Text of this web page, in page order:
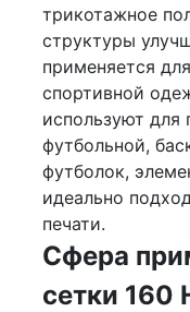
трикотажное
структуры
применяется
спортивной
используют для
футбольной,
футболок,
идеально
печати.
Сфера
сетки 160